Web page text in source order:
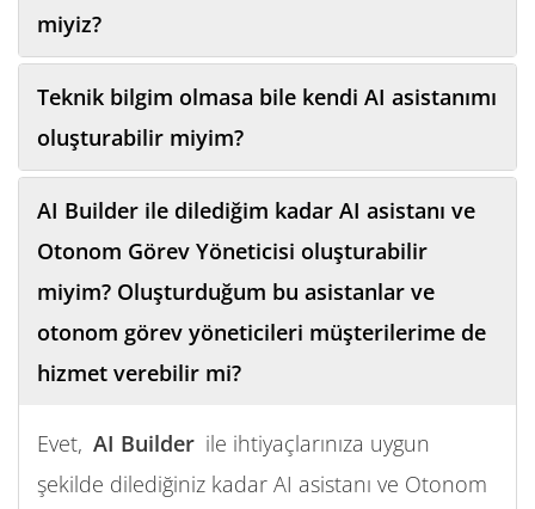
miyiz?
Teknik bilgim olmasa bile kendi AI asistanımı
oluşturabilir miyim?
AI Builder ile dilediğim kadar AI asistanı ve
Otonom Görev Yöneticisi oluşturabilir
miyim? Oluşturduğum bu asistanlar ve
otonom görev yöneticileri müşterilerime de
hizmet verebilir mi?
Evet, AI Builder ile ihtiyaçlarınıza uygun
şekilde dilediğiniz kadar AI asistanı ve Otonom